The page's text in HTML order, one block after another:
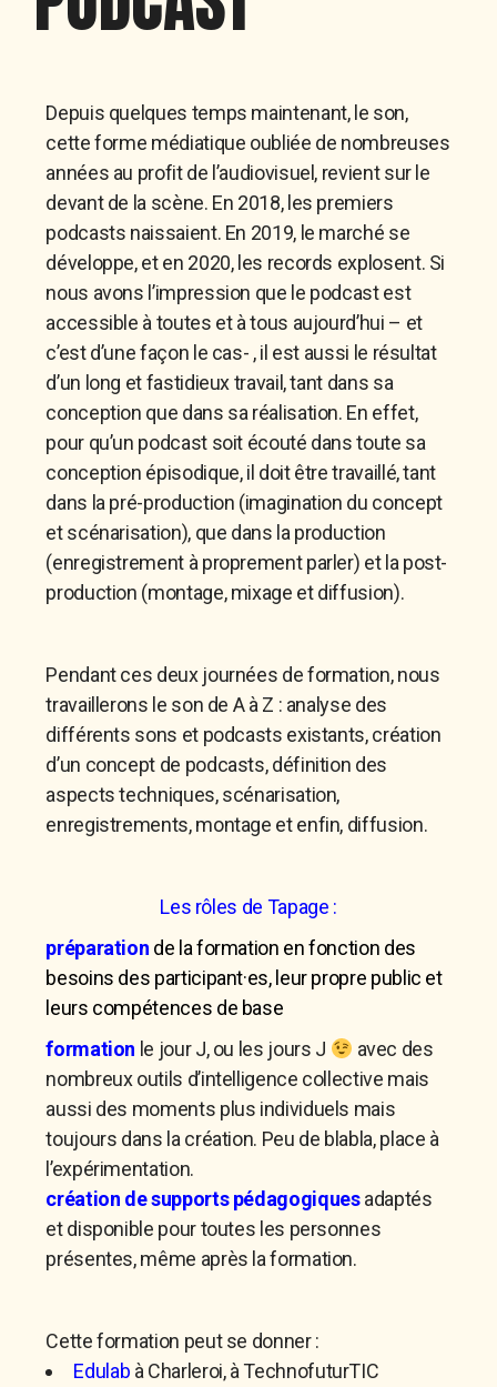
Depuis quelques temps maintenant, le son,
cette forme médiatique oubliée de nombreuses
années au profit de l’audiovisuel, revient sur le
devant de la scène. En 2018, les premiers
podcasts naissaient. En 2019, le marché se
développe, et en 2020, les records explosent. Si
nous avons l’impression que le podcast est
accessible à toutes et à tous aujourd’hui – et
c’est d’une façon le cas- , il est aussi le résultat
d’un long et fastidieux travail, tant dans sa
conception que dans sa réalisation. En effet,
pour qu’un podcast soit écouté dans toute sa
conception épisodique, il doit être travaillé, tant
dans la pré-production (imagination du concept
et scénarisation), que dans la production
(enregistrement à proprement parler) et la post-
production (montage, mixage et diffusion).
Pendant ces deux journées de formation, nous
travaillerons le son de A à Z : analyse des
différents sons et podcasts existants, création
d’un concept de podcasts, définition des
aspects techniques, scénarisation,
enregistrements, montage et enfin, diffusion.
Les rôles de Tapage :
préparation de la formation en fonction des
besoins des participant·es, leur propre public et
leurs compétences de base
formation le jour J, ou les jours J
avec des
nombreux outils d’intelligence collective mais
aussi des moments plus individuels mais
toujours dans la création. Peu de blabla, place à
l’expérimentation.
création de supports pédagogiquesadaptés
et disponible pour toutes les personnes
présentes, même après la formation.
Cette formation peut se donner :
Edulab à Charleroi, à TechnofuturTIC